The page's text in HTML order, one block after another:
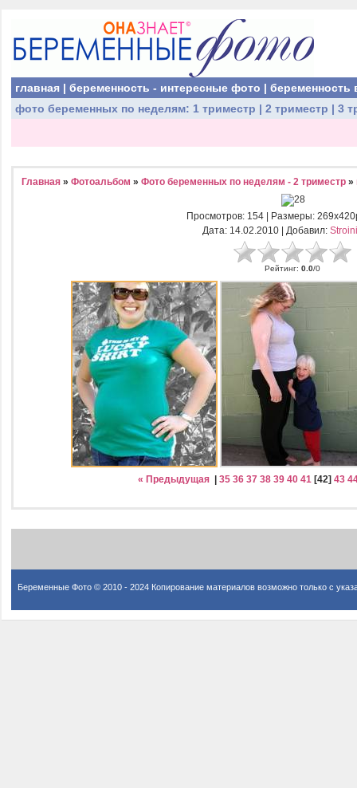
главная | беременность - интересные фото | беременность
фото беременных по неделям: 1 триместр | 2 триместр | 3
Главная » Фотоальбом » Фото беременных по неделям - 2 триместр »
Просмотров: 154 | Размеры:
Дата: 14.02.2010 | Добавил:
Рейтинг: 0.0/0
« Предыдущая 35 36 37 38 39 40 41 [42] 43
Беременные Фото © 2010 - 2024 Копирование материалов возможно только с